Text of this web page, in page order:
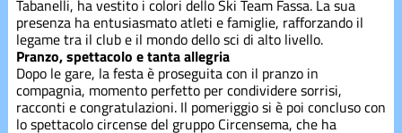
Tabanelli, ha vestito i colori dello Ski Team Fassa. La sua
presenza ha entusiasmato atleti e famiglie, rafforzando il
legame tra il club e il mondo dello sci di alto livello.
Pranzo, spettacolo e tanta allegria
Dopo le gare, la festa è proseguita con il pranzo in
compagnia, momento perfetto per condividere sorrisi,
racconti e congratulazioni. Il pomeriggio si è poi concluso con
lo spettacolo circense del gruppo Circensema, che ha
Gerosa
Mercatino